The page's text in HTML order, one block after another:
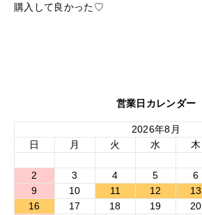
購入して良かった♡
営業日カレンダー
2026年8月
日
月 火 水 木
2
3 4 5 6
9
10 11 12 13
16
17 18 19 20